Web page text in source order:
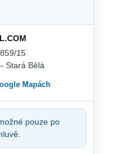
15
Stará Bělá
Mapách
pouze po